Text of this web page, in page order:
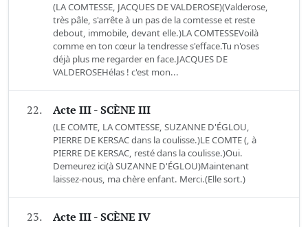
(LA COMTESSE, JACQUES DE VALDEROSE)(Valderose,
très pâle, s'arrête à un pas de la comtesse et reste
debout, immobile, devant elle.)LA COMTESSEVoilà
comme en ton cœur la tendresse s'efface.Tu n'oses
déjà plus me regarder en face.JACQUES DE
VALDEROSEHélas ! c'est mon...
22. Acte III - SCÈNE III
(LE COMTE, LA COMTESSE, SUZANNE D'ÉGLOU,
PIERRE DE KERSAC dans la coulisse.)LE COMTE (, à
PIERRE DE KERSAC, resté dans la coulisse.)Oui.
Demeurez ici(à SUZANNE D'ÉGLOU)Maintenant
laissez-nous, ma chère enfant. Merci.(Elle sort.)
23. Acte III - SCÈNE IV